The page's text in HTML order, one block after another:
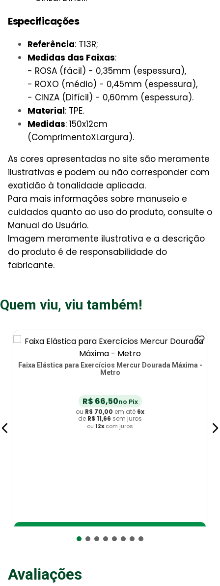
Especificações
Referência: T13R;
Medidas das Faixas:
- ROSA (fácil) - 0,35mm (espessura),
- ROXO (médio) - 0,45mm (espessura),
- CINZA (Difícil) - 0,60mm (espessura).
Material: TPE.
Medidas: 150x12cm
(ComprimentoXLargura).
As cores apresentadas no site são meramente
ilustrativas e podem ou não corresponder com
exatidão à tonalidade aplicada.
Para mais informações sobre manuseio e
cuidados quanto ao uso do produto, consulte o
Manual do Usuário.
Imagem meramente ilustrativa e a descrição
do produto é de responsabilidade do
fabricante.
Quem viu, viu também!
Faixa Elástica para Exercícios Mercur Dourada Máxima -
Metro
R$ 66,50no Pix
ou R$ 70,00 em até 6x
de R$ 11,66 sem juros
ou 12x com juros
Avaliações